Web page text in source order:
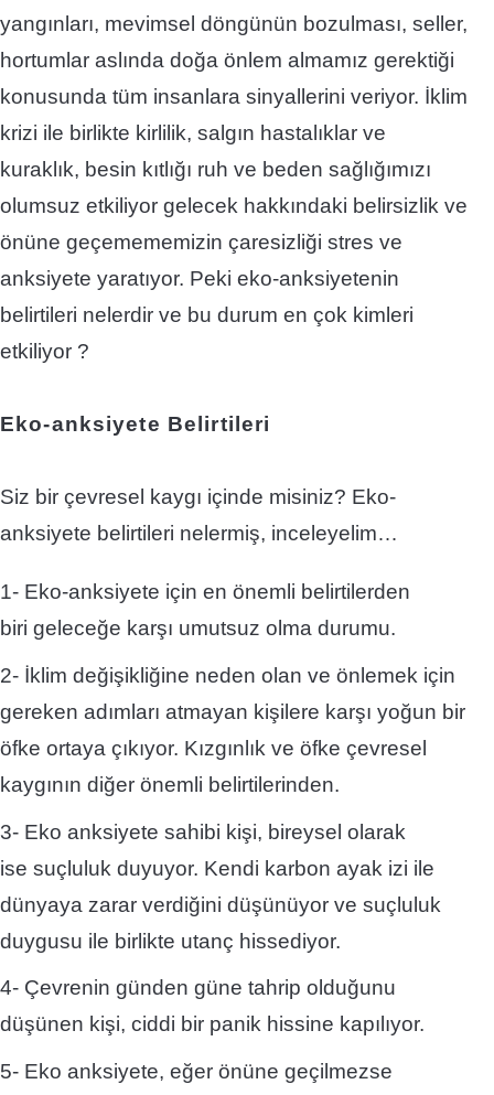
yangınları, mevimsel döngünün bozulması, seller,
hortumlar aslında doğa önlem almamız gerektiği
konusunda tüm insanlara sinyallerini veriyor. İklim
krizi ile birlikte kirlilik, salgın hastalıklar ve
kuraklık, besin kıtlığı ruh ve beden sağlığımızı
olumsuz etkiliyor gelecek hakkındaki belirsizlik ve
önüne geçemememizin çaresizliği stres ve
anksiyete yaratıyor. Peki eko-anksiyetenin
belirtileri nelerdir ve bu durum en çok kimleri
etkiliyor ?
Eko-anksiyete Belirtileri
Siz bir çevresel kaygı içinde misiniz? Eko-
anksiyete belirtileri nelermiş, inceleyelim…
1- Eko-anksiyete için en önemli belirtilerden
biri geleceğe karşı umutsuz olma durumu.
2- İklim değişikliğine neden olan ve önlemek için
gereken adımları atmayan kişilere karşı yoğun bir
öfke ortaya çıkıyor. Kızgınlık ve öfke çevresel
kaygının diğer önemli belirtilerinden.
3- Eko anksiyete sahibi kişi, bireysel olarak
ise suçluluk duyuyor. Kendi karbon ayak izi ile
dünyaya zarar verdiğini düşünüyor ve suçluluk
duygusu ile birlikte utanç hissediyor.
4- Çevrenin günden güne tahrip olduğunu
düşünen kişi, ciddi bir panik hissine kapılıyor.
5- Eko anksiyete, eğer önüne geçilmezse